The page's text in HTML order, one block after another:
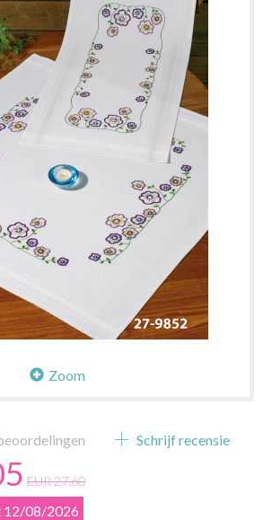
Zoom
Schrijf recensie
EUR 27.60
12/08/2026